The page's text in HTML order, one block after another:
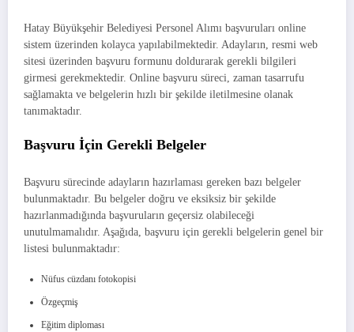
Hatay Büyükşehir Belediyesi Personel Alımı başvuruları online
sistem üzerinden kolayca yapılabilmektedir. Adayların, resmi web
sitesi üzerinden başvuru formunu doldurarak gerekli bilgileri
girmesi gerekmektedir. Online başvuru süreci, zaman tasarrufu
sağlamakta ve belgelerin hızlı bir şekilde iletilmesine olanak
tanımaktadır.
Başvuru İçin Gerekli Belgeler
Başvuru sürecinde adayların hazırlaması gereken bazı belgeler
bulunmaktadır. Bu belgeler doğru ve eksiksiz bir şekilde
hazırlanmadığında başvuruların geçersiz olabileceği
unutulmamalıdır. Aşağıda, başvuru için gerekli belgelerin genel bir
listesi bulunmaktadır:
Nüfus cüzdanı fotokopisi
Özgeçmiş
Eğitim diploması